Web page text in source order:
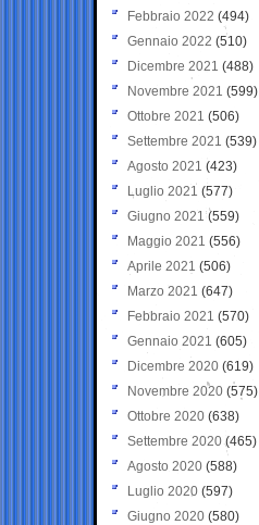
Febbraio 2022 (494)
Gennaio 2022 (510)
Dicembre 2021 (488)
Novembre 2021 (599)
Ottobre 2021 (506)
Settembre 2021 (539)
Agosto 2021 (423)
Luglio 2021 (577)
Giugno 2021(559)
Maggio 2021 (556)
Aprile 2021 (506)
Marzo 2021 (647)
Febbraio 2021 (570)
Gennaio 2021 (605)
Dicembre 2020 (619)
Novembre 2020 (575)
Ottobre 2020 (638)
Settembre 2020(465)
Agosto 2020 (588)
Luglio 2020 (597)
Giugno 2020 (580)